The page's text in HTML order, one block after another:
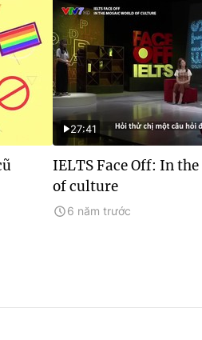
27:41
IELTS Face Off: In
of culture
6 năm trước